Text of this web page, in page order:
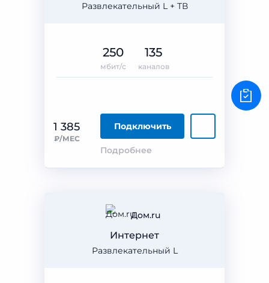
Развлекательный L + ТВ
1 385
₽/МЕС
Подключить
Подробнее
250
мбит/с
135
каналов
Дом.ru
Развлекательный L
Интернет